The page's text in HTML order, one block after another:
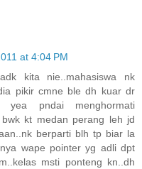
at 4:04 PM
kita nie..mahasiswa nk
pikir cmne ble dh kuar dr
pndai menghormati
kt medan perang leh jd
berparti blh tp biar la
wape pointer yg adli dpt
msti ponteng kn..dh